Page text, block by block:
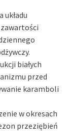
układu
białych
przed
karamboli
w okresach
przeziębień